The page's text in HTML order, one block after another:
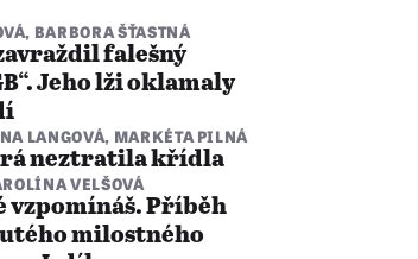
, BARBORA ŠŤASTNÁ
falešný
Jeho lži oklamaly
LANGOVÁ, MARKÉTA PILNÁ
neztratila křídla
VELŠOVÁ
vzpomínáš. Příběh
milostného